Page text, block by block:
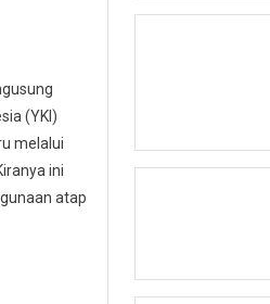
(YKI)
melalui
ini
atap